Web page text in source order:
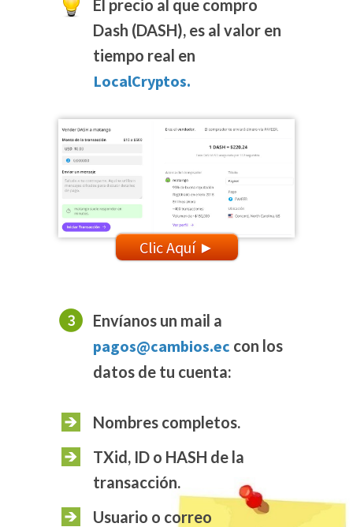
El precio al que compro
Dash (DASH), es al valor en
tiempo real en
LocalCryptos.
Clic Aquí ►
Envíanos un mail a
pagos@cambios.ec con los
datos de tu cuenta:
Nombres completos.
TXid, ID o HASH de la
transacción.
Usuario o correo